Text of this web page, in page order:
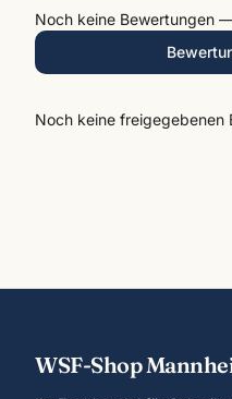
Noch keine Bewertungen
Noch keine freigegebenen
WSF-Shop